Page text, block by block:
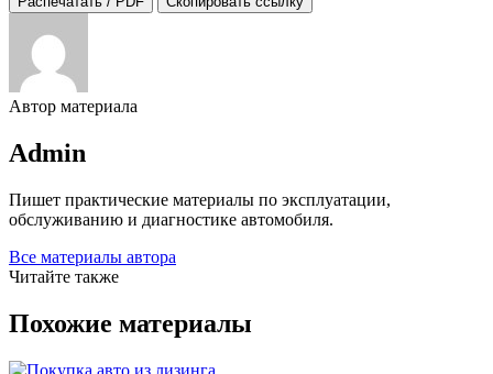
Автор материала
Admin
Пишет практические материалы по эксплуатации,
обслуживанию и диагностике автомобиля.
Все материалы автора
Читайте также
Похожие материалы